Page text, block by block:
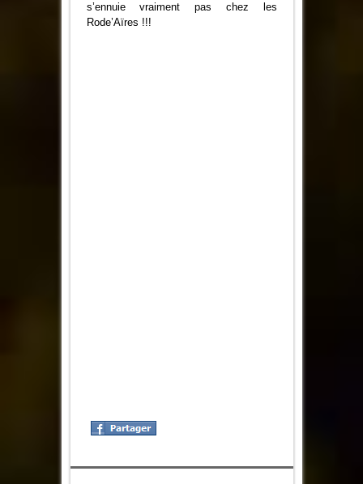
s’ennuie vraiment pas chez les
Rode’Aïres !!!